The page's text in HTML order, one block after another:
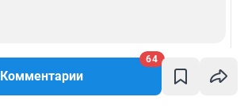
Комментарии
64